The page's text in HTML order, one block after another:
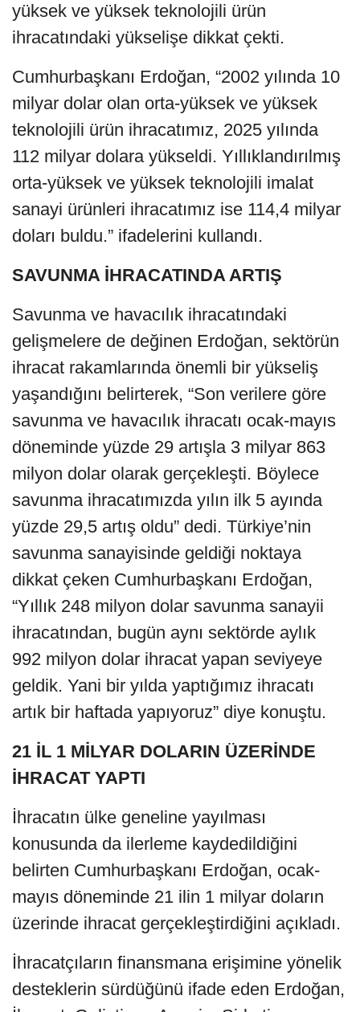
yüksek ve yüksek teknolojili ürün
ihracatındaki yükselişe dikkat çekti.
Cumhurbaşkanı Erdoğan, “2002 yılında 10
milyar dolar olan orta-yüksek ve yüksek
teknolojili ürün ihracatımız, 2025 yılında
112 milyar dolara yükseldi. Yıllıklandırılmış
orta-yüksek ve yüksek teknolojili imalat
sanayi ürünleri ihracatımız ise 114,4 milyar
doları buldu.” ifadelerini kullandı.
SAVUNMA İHRACATINDA ARTIŞ
Savunma ve havacılık ihracatındaki
gelişmelere de değinen Erdoğan, sektörün
ihracat rakamlarında önemli bir yükseliş
yaşandığını belirterek, “Son verilere göre
savunma ve havacılık ihracatı ocak-mayıs
döneminde yüzde 29 artışla 3 milyar 863
milyon dolar olarak gerçekleşti. Böylece
savunma ihracatımızda yılın ilk 5 ayında
yüzde 29,5 artış oldu” dedi. Türkiye’nin
savunma sanayisinde geldiği noktaya
dikkat çeken Cumhurbaşkanı Erdoğan,
“Yıllık 248 milyon dolar savunma sanayii
ihracatından, bugün aynı sektörde aylık
992 milyon dolar ihracat yapan seviyeye
geldik. Yani bir yılda yaptığımız ihracatı
artık bir haftada yapıyoruz” diye konuştu.
21 İL 1 MİLYAR DOLARIN ÜZERİNDE
İHRACAT YAPTI
İhracatın ülke geneline yayılması
konusunda da ilerleme kaydedildiğini
belirten Cumhurbaşkanı Erdoğan, ocak-
mayıs döneminde 21 ilin 1 milyar doların
üzerinde ihracat gerçekleştirdiğini açıkladı.
İhracatçıların finansmana erişimine yönelik
desteklerin sürdüğünü ifade eden Erdoğan,